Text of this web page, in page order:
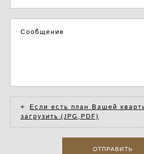
Сообщение
Если есть план Вашей
загрузить (JPG,PDF)
ОТПРАВИТЬ